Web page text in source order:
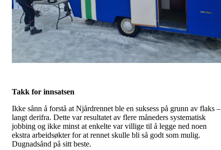
Takk for innsatsen
Ikke sånn å forstå at Njårdrennet ble en suksess på grunn av flaks –
langt derifra. Dette var resultatet av flere måneders systematisk
jobbing og ikke minst at enkelte var villige til å legge ned noen
ekstra arbeidsøkter for at rennet skulle bli så godt som mulig.
Dugnadsånd på sitt beste.